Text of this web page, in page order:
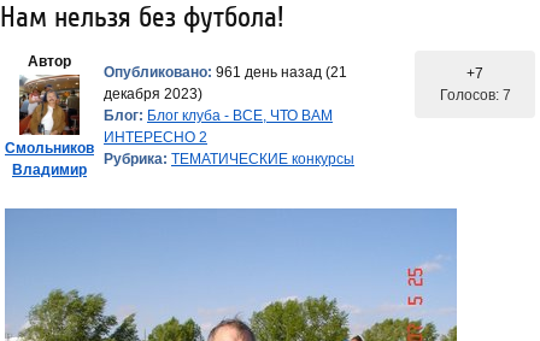
Нам нельзя без футбола!
Автор
Смольников
Владимир
Опубликовано: 961 день назад (21
декабря 2023)
Блог: Блог клуба - ВСЕ, ЧТО ВАМ
ИНТЕРЕСНО 2
Рубрика: ТЕМАТИЧЕСКИЕ конкурсы
+7
Голосов: 7